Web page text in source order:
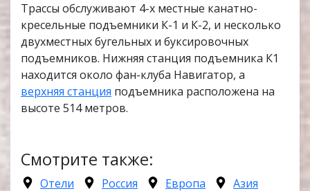
Трассы обслуживают 4-х местные канатно-
кресельные подъемники К-1 и К-2, и несколько
двухместных бугельных и буксировочных
подъемников. Нижняя станция подъемника К1
находится около фан-клуба Навигатор, а
верхняя станция подъемника расположена на
высоте 514 метров.
Смотрите также:
Отели Россия Европа Азия